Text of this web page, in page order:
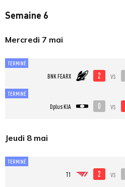
Semaine 6
Mercredi 7 mai
TERMINÉ
BNK FEARX 2 vs
TERMINÉ
Dplus KIA 0 vs
Jeudi 8 mai
TERMINÉ
T1 2 vs